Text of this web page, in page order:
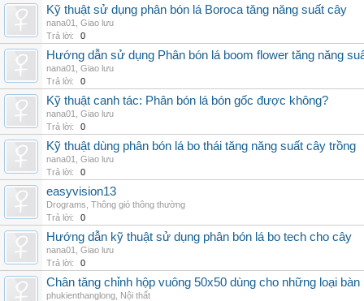
Kỹ thuật sử dụng phân bón lá Boroca tăng năng suất cây
nana01
Giao lưu
Trả lời:
0
Hướng dẫn sử dụng Phân bón lá boom flower tăng năng
nana01
Giao lưu
Trả lời:
0
Kỹ thuật canh tác: Phân bón lá bón gốc được không?
nana01
Giao lưu
Trả lời:
0
Kỹ thuật dùng phân bón lá bo thái tăng năng suất cây trồng
nana01
Giao lưu
Trả lời:
0
easyvision13
Drograms Thông gió thông thường
Trả lời:
0
Hướng dẫn kỹ thuật sử dụng phân bón lá bo tech cho cây
nana01
Giao lưu
Trả lời:
0
Chân tăng chỉnh hộp vuông 50x50 dùng cho những loại bàn
phukienthanglong Nội thất